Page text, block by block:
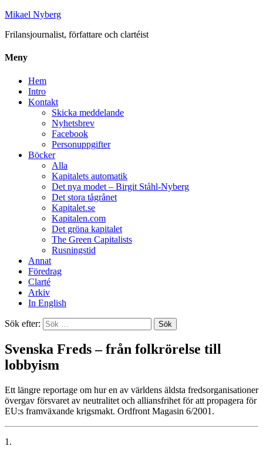
Mikael Nyberg
Frilansjournalist, författare och clartéist
Meny
Hem
Intro
Kontakt
Skicka meddelande
Nyhetsbrev
Facebook
Personuppgifter
Böcker
Alla
Kapitalets automatik
Det nya modet – Birgit Ståhl-Nyberg
Det stora tågrånet
Kapitalet.se
Kapitalen.com
Det gröna kapitalet
The Green Capitalists
Rusningstid
Annat
Föredrag
Clarté
Arkiv
In English
Sök efter:
Svenska Freds – från folkrörelse till
lobbyism
Ett längre reportage om hur en av världens äldsta fredsorganisationer
övergav försvaret av neutralitet och alliansfrihet för att propagera för
EU:s framväxande krigsmakt. Ordfront Magasin 6/2001.
1.